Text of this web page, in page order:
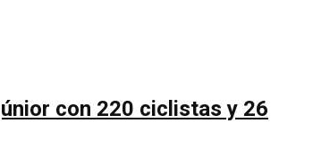
con 220 ciclistas y 26